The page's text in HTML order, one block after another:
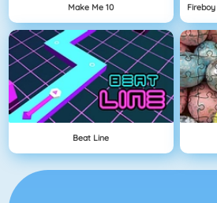
Make Me 10
Beat Line